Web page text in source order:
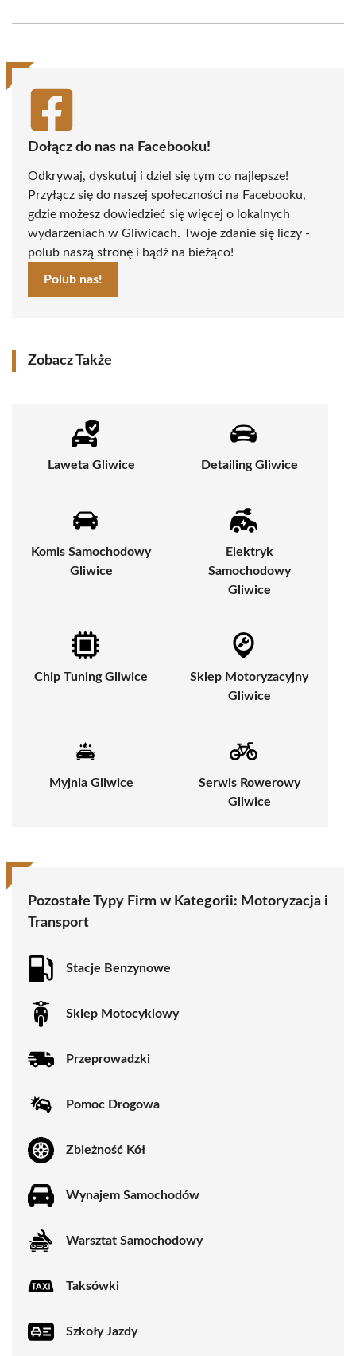
(Twitter)
Dołącz do nas na Facebooku!
Odkrywaj, dyskutuj i dziel się tym co najlepsze!
Przyłącz się do naszej społeczności na Facebooku,
gdzie możesz dowiedzieć się więcej o lokalnych
wydarzeniach w Gliwicach. Twoje zdanie się liczy -
polub naszą stronę i bądź na bieżąco!
Polub nas!
Zobacz Także
Laweta Gliwice Detailing Gliwice
Komis Samochodowy
Gliwice
Elektryk
Samochodowy
Gliwice
Chip Tuning Gliwice
Sklep Motoryzacyjny
Gliwice
Myjnia Gliwice
Serwis Rowerowy
Gliwice
Pozostałe Typy Firm w Kategorii: Motoryzacja i
Transport
Stacje Benzynowe
Sklep Motocyklowy
Przeprowadzki
Pomoc Drogowa
Zbieżność Kół
Wynajem Samochodów
Warsztat Samochodowy
Taksówki
Szkoły Jazdy